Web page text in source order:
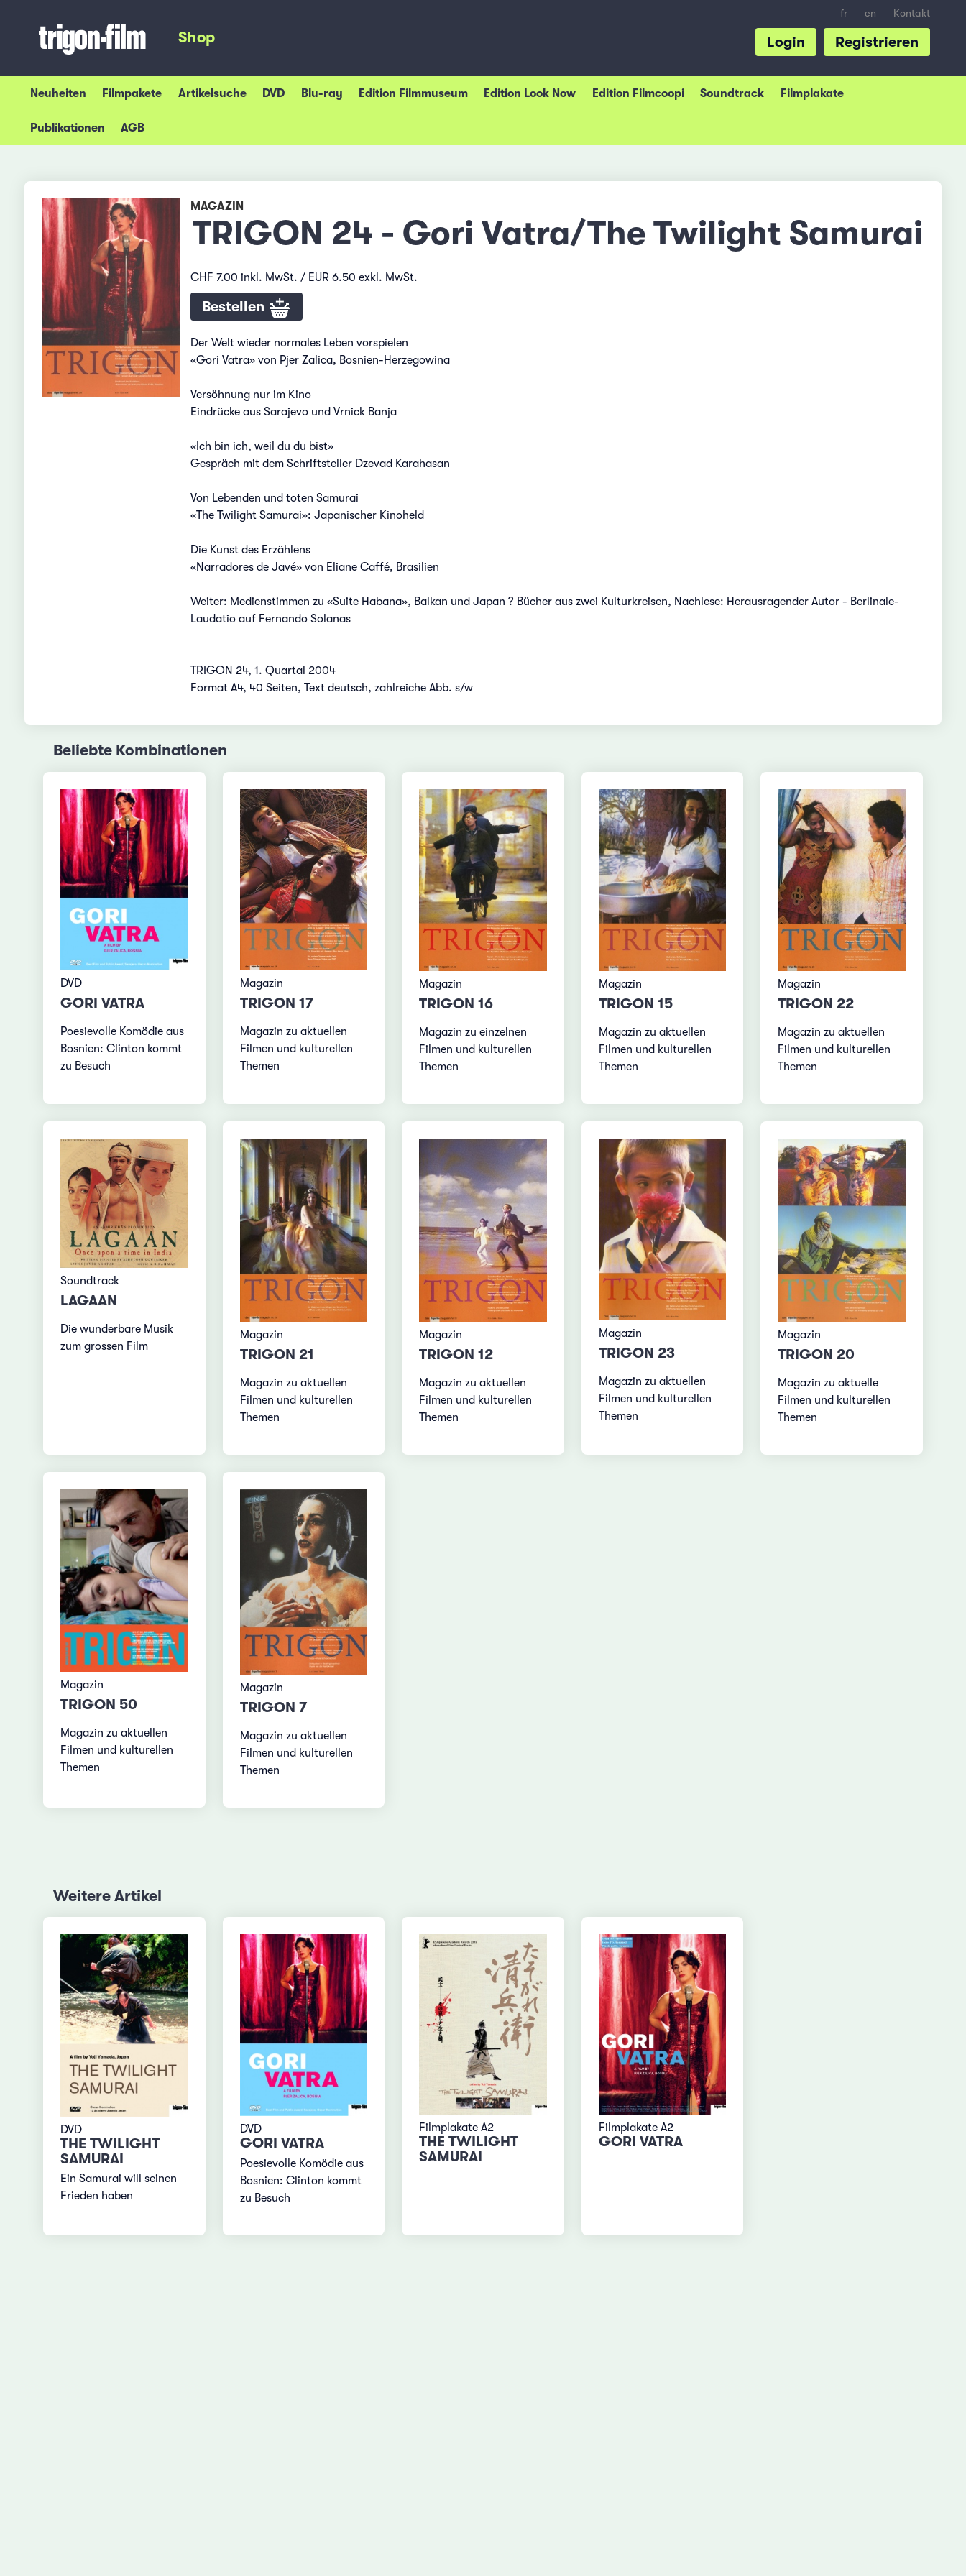
fr en Kontakt
Shop Registrieren
Login
Neuheiten Filmpakete Artikelsuche DVD Blu-ray Edition Filmmuseum Edition Look Now Edition Filmcoopi Soundtrack Filmplakate
Publikationen AGB
MAGAZIN
TRIGON 24 - Gori Vatra/The Twilight Samurai
CHF 7.00 inkl. MwSt. / EUR 6.50 exkl. MwSt.
Bestellen
Der Welt wieder normales Leben vorspielen
«Gori Vatra» von Pjer Zalica, Bosnien-Herzegowina
Versöhnung nur im Kino
Eindrücke aus Sarajevo und Vrnick Banja
«Ich bin ich, weil du du bist»
Gespräch mit dem Schriftsteller Dzevad Karahasan
Von Lebenden und toten Samurai
«The Twilight Samurai»: Japanischer Kinoheld
Die Kunst des Erzählens
«Narradores de Javé» von Eliane Caffé, Brasilien
Weiter: Medienstimmen zu «Suite Habana», Balkan und Japan ? Bücher aus zwei Kulturkreisen, Nachlese: Herausragender Autor - Berlinale-
Laudatio auf Fernando Solanas
TRIGON 24, 1. Quartal 2004
Format A4, 40 Seiten, Text deutsch, zahlreiche Abb. s/w
Beliebte Kombinationen
DVD
GORI VATRA
Poesievolle Komödie aus
Bosnien: Clinton kommt
zu Besuch
Magazin
TRIGON 17
Magazin zu aktuellen
Filmen und kulturellen
Themen
Magazin
TRIGON 16
Magazin zu einzelnen
Filmen und kulturellen
Themen
Magazin
TRIGON 15
Magazin zu aktuellen
Filmen und kulturellen
Themen
Magazin
TRIGON 22
Magazin zu aktuellen
Filmen und kulturellen
Themen
Soundtrack
LAGAAN
Die wunderbare Musik
zum grossen Film
Magazin
TRIGON 21
Magazin zu aktuellen
Filmen und kulturellen
Themen
Magazin
TRIGON 12
Magazin zu aktuellen
Filmen und kulturellen
Themen
Magazin
TRIGON 23
Magazin zu aktuellen
Filmen und kulturellen
Themen
Magazin
TRIGON 20
Magazin zu aktuelle
Filmen und kulturellen
Themen
Magazin
TRIGON 50
Magazin zu aktuellen
Filmen und kulturellen
Themen
Magazin
TRIGON 7
Magazin zu aktuellen
Filmen und kulturellen
Themen
Weitere Artikel
DVD
THE TWILIGHT
SAMURAI
Ein Samurai will seinen
Frieden haben
DVD
GORI VATRA
Poesievolle Komödie aus
Bosnien: Clinton kommt
zu Besuch
Filmplakate A2
THE TWILIGHT
SAMURAI
Filmplakate A2
GORI VATRA